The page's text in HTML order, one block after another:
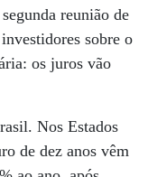
reunião de
sobre o
os juros vão
Nos Estados
de dez anos vêm